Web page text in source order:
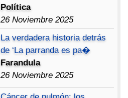
Política
26 Noviembre 2025
La verdadera historia detrás
de ‘La parranda es pa�
Farandula
26 Noviembre 2025